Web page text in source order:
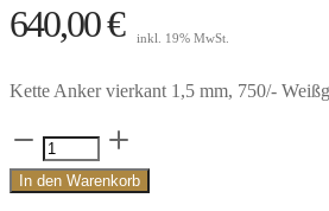
640,00€ inkl. 19% MwSt.
Kette Anker vierkant 1,5 mm, 750/-
Kette
45
In den Warenkorb